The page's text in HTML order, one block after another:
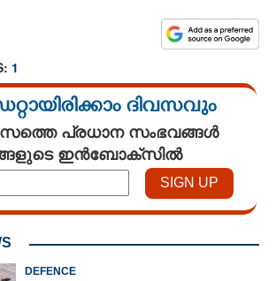
1
ദിവസവും
പ്രധാന സംഭവങ്ങൾ
ഇൻബോക്സിൽ
DEFENCE